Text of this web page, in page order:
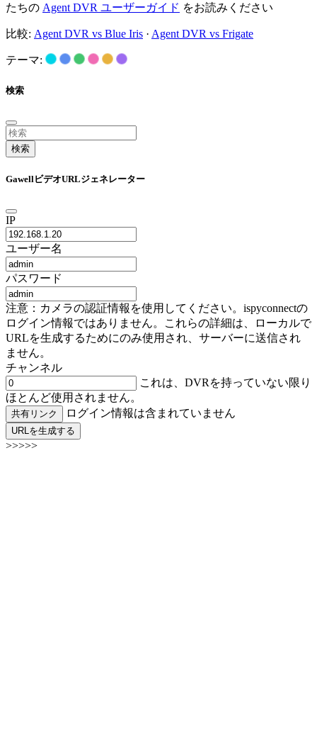
たちの Agent DVR ユーザーガイド をお読みください
比較: Agent DVR vs Blue Iris · Agent DVR vs Frigate
テーマ:
検索
検索
GawellビデオURLジェネレーター
IP
ユーザー名
パスワード
注意：カメラの認証情報を使用してください。ispyconnectの
ログイン情報ではありません。これらの詳細は、ローカルで
URLを生成するためにのみ使用され、サーバーに送信され
ません。
チャンネル
これは、DVRを持っていない限り
ほとんど使用されません。
共有リンク ログイン情報は含まれていません
URLを生成する
>>>>>